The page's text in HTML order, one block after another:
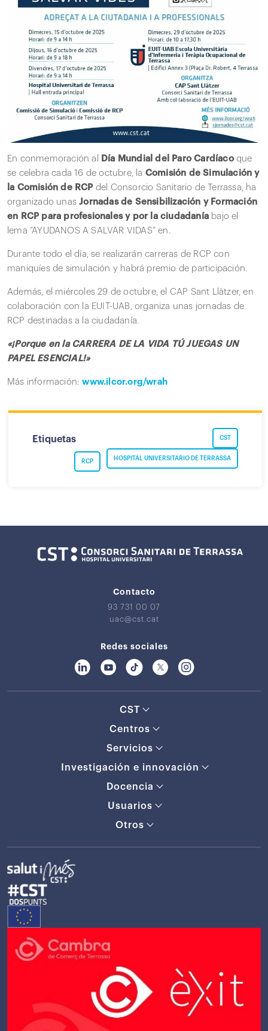
En conmemoración al Día Mundial del Paro Cardíacoque
se celebra cada 16 de octubre, la Comisión de Simulación y
la Comisión de RCPdel Consorcio Sanitario de Terrassa, ha
organizado unasJornadas de Sensibilización y Formación
en RCP para profesionales y por la ciudadanía bajo el
lema “AYUDANOS A SALVAR VIDAS” en.
Durante todo el día, se realizarán carreras de RCP con
maniquíes de simulación y habrá premio de participación.
Además, el miércoles 29 de octubre, el CAP Sant Llàtzer, en
colaboración con la EUIT-UAB, organiza unas jornadas de
RCP destinadas a la ciudadanía.
«¡Porque en la CARRERA DE LA VIDA TÚ JUEGAS UN
PAPEL ESENCIAL!»
Más información:www.ilcor.org/wrah
Etiquetas CST
HOSPITAL UNIVERSITARIO DE TERRASSA
RCP
Contacto
93 731 00 07
uac@cst.cat
Redes sociales
CST
Centros
Servicios
Investigación e innovación
Docencia
Usuarios
Otros